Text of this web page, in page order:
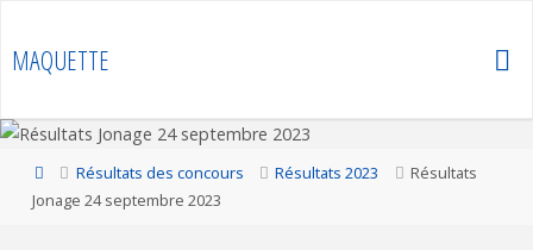
content
MAQUETTE
HomeRésultats des concours Résultats 2023
Résultats
Jonage 24 septembre 2023